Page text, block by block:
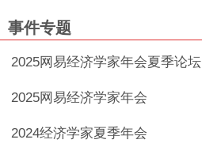
事件专题
2025网易经济学家年会夏季论坛
2025网易经济学家年会
2024经济学家夏季年会